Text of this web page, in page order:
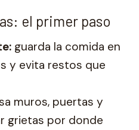
el primer paso
guarda la comida en
y evita restos que
muros, puertas y
grietas por donde